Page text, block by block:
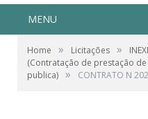
MENU
Home » Licitações »
(Contratação de prestação
publica) » CONTRATO N